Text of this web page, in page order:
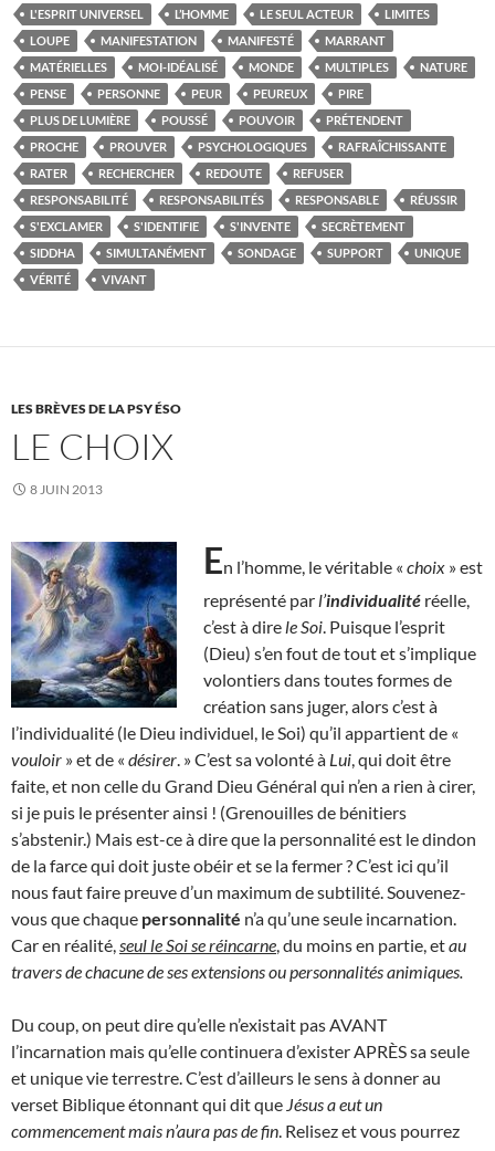
L'ESPRIT UNIVERSEL
L’HOMME LE SEUL ACTEUR
LIMITES
LOUPE
MANIFESTATION MANIFESTÉ
MARRANT
MATÉRIELLES
MOI-IDÉALISÉ MONDE MULTIPLES
NATURE
PENSE
PERSONNE PEUR PEUREUX
PIRE
PLUS DE LUMIÈRE
POUSSÉ POUVOIR
PRÉTENDENT
PROCHE
PROUVER PSYCHOLOGIQUES
RAFRAÎCHISSANTE
RATER
RECHERCHER REDOUTE
REFUSER
RESPONSABILITÉ
RESPONSABILITÉS RESPONSABLE
RÉUSSIR
S'EXCLAMER
S'IDENTIFIE S'INVENTE
SECRÈTEMENT
SIDDHA
SIMULTANÉMENT SONDAGE SUPPORT
UNIQUE
VÉRITÉ
VIVANT
LES BRÈVES DE LA PSY ÉSO
LE CHOIX
8 JUIN 2013
En l’homme, le véritable « choix » est
représenté par l’individualité réelle,
c’est à dire le Soi . Puisque l’esprit
(Dieu) s’en fout de tout et s’implique
volontiers dans toutes formes de
création sans juger, alors c’est à
l’individualité (le Dieu individuel, le Soi) qu’il appartient de «
vouloir » et de « désirer . » C’est sa volonté à Lui , qui doit être
faite, et non celle du Grand Dieu Général qui n’en a rien à cirer,
si je puis le présenter ainsi ! (Grenouilles de bénitiers
s’abstenir.) Mais est-ce à dire que la personnalité est le dindon
de la farce qui doit juste obéir et se la fermer ? C’est ici qu’il
nous faut faire preuve d’un maximum de subtilité. Souvenez-
vous que chaque personnalité n’a qu’une seule incarnation.
Car en réalité, seul le Soi se réincarne , du moins en partie, etau
travers de chacune de ses extensions ou personnalités animiques.
Du coup, on peut dire qu’elle n’existait pas AVANT
l’incarnation mais qu’elle continuera d’exister APRÈS sa seule
et unique vie terrestre. C’est d’ailleurs le sens à donner au
verset Biblique étonnant qui dit que Jésus a eut un
commencement mais n’aura pas de fin . Relisez et vous pourrez